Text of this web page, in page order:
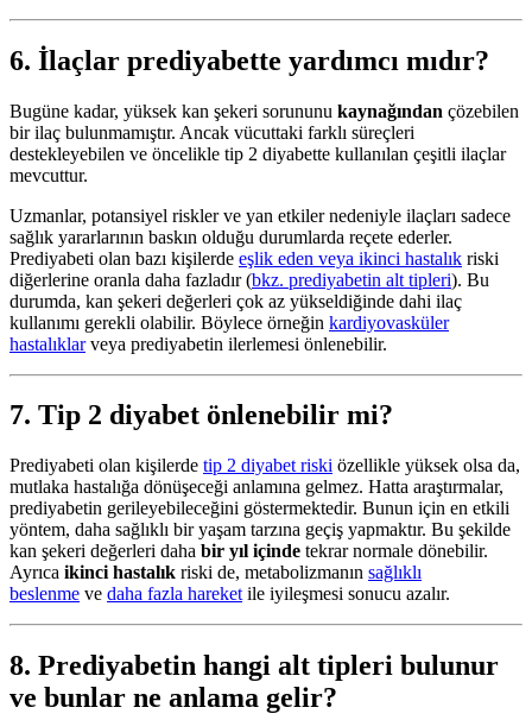
6. İlaçlar prediyabette yardımcı mıdır?
Bugüne kadar, yüksek kan şekeri sorununu kaynağından çözebilen
bir ilaç bulunmamıştır. Ancak vücuttaki farklı süreçleri
destekleyebilen ve öncelikle tip 2 diyabette kullanılan çeşitli ilaçlar
mevcuttur.
Uzmanlar, potansiyel riskler ve yan etkiler nedeniyle ilaçları sadece
sağlık yararlarının baskın olduğu durumlarda reçete ederler.
Prediyabeti olan bazı kişilerde eşlik eden veya ikinci hastalık riski
diğerlerine oranla daha fazladır (bkz. prediyabetin alt tipleri). Bu
durumda, kan şekeri değerleri çok az yükseldiğinde dahi ilaç
kullanımı gerekli olabilir. Böylece örneğin kardiyovasküler
hastalıklarveya prediyabetin ilerlemesi önlenebilir.
7. Tip 2 diyabet önlenebilir mi?
Prediyabeti olan kişilerde tip 2 diyabet riski özellikle yüksek olsa da,
mutlaka hastalığa dönüşeceği anlamına gelmez. Hatta araştırmalar,
prediyabetin gerileyebileceğini göstermektedir. Bunun için en etkili
yöntem, daha sağlıklı bir yaşam tarzına geçiş yapmaktır. Bu şekilde
kan şekeri değerleri daha bir yıl içinde tekrar normale dönebilir.
Ayrıca ikinci hastalık riski de, metabolizmanın sağlıklı
beslenme ve daha fazla hareket ile iyileşmesi sonucu azalır.
8. Prediyabetin hangi alt tipleri bulunur
ve bunlar ne anlama gelir?